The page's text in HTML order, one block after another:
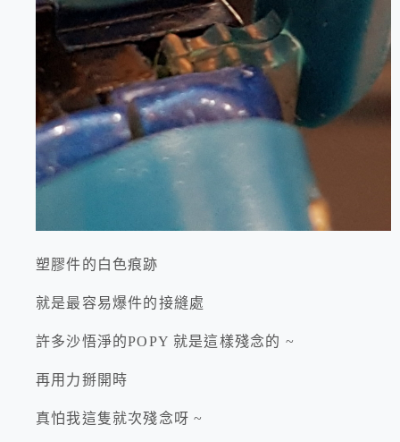
塑膠件的白色痕跡
就是最容易爆件的接縫處
許多沙悟淨的POPY 就是這樣殘念的 ~
再用力掰開時
真怕我這隻就次殘念呀 ~